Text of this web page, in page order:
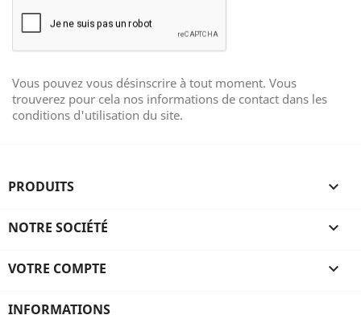
Vous pouvez vous désinscrire à tout moment. Vous
trouverez pour cela nos informations de contact dans les
conditions d'utilisation du site.
PRODUITS 
NOTRE SOCIÉTÉ 
VOTRE COMPTE 
INFORMATIONS